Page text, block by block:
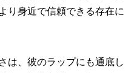
り身近で信頼できる存在に
は、彼のラップにも通底し